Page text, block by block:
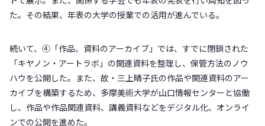
た。その結果、年表の大学の授業での活用が進んでいる。
続いて、④「作品、資料のアーカイブ」では、すでに閉鎖された
「キヤノン・アートラボ」の関連資料を整理し、保管方法のノウ
ハウを公開した。また、故・三上晴子氏の作品や関連資料のアー
カイブを構築するため、多摩美術大学が山口情報センターと協働
し、作品や作品関連資料、講義資料などをデジタル化、オンライ
ンでの公開を進めた。